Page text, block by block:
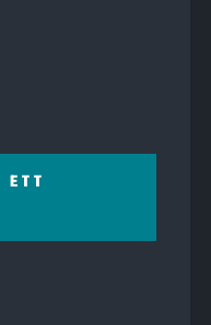
ETT